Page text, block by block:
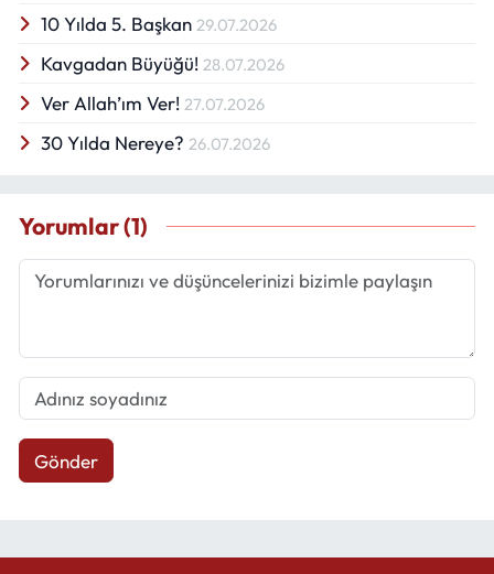
10 Yılda 5. Başkan 29.07.2026
Kavgadan Büyüğü! 28.07.2026
Ver Allah’ım Ver! 27.07.2026
30 Yılda Nereye? 26.07.2026
Yorumlar (1)
Gönder